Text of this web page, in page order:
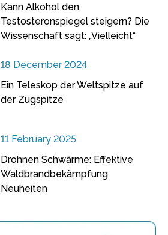
Kann Alkohol den
Testosteronspiegel steigern? Die
Wissenschaft sagt: „Vielleicht“
18 December 2024
Ein Teleskop der Weltspitze auf
der Zugspitze
11 February 2025
Drohnen Schwärme: Effektive
Waldbrandbekämpfung
Neuheiten